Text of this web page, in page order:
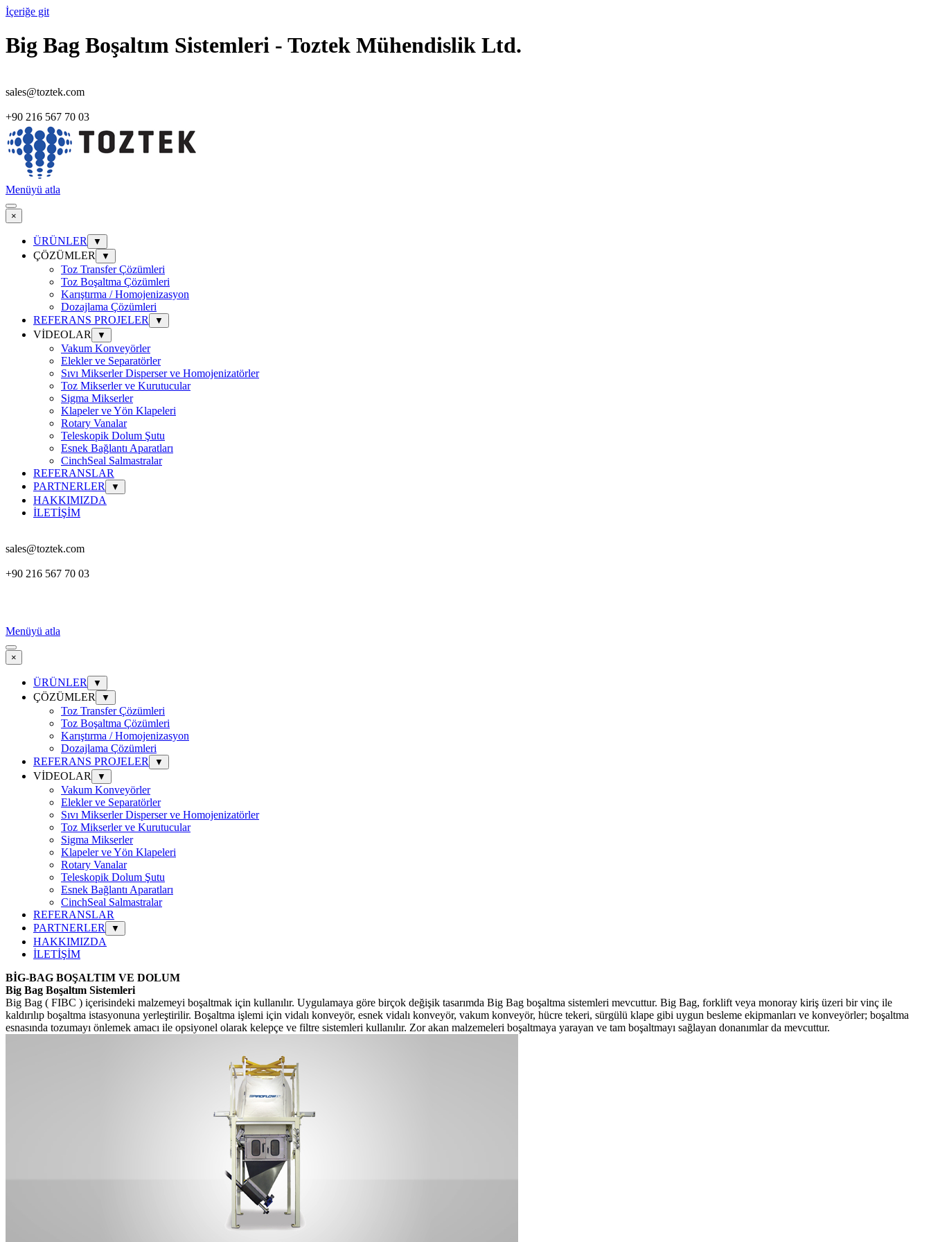
İçeriğe git
Big Bag Boşaltım Sistemleri - Toztek Mühendislik Ltd.
sales@toztek.com
+90 216 567 70 03
Menüyü atla
×
ÜRÜNLER ▼
ÇÖZÜMLER ▼
Toz Transfer Çözümleri
Toz Boşaltma Çözümleri
Karıştırma / Homojenizasyon
Dozajlama Çözümleri
REFERANS PROJELER
▼
VİDEOLAR ▼
Vakum Konveyörler
Elekler ve Separatörler
Sıvı Mikserler Disperser ve Homojenizatörler
Toz Mikserler ve Kurutucular
Sigma Mikserler
Klapeler ve Yön Klapeleri
Rotary Vanalar
Teleskopik Dolum Şutu
Esnek Bağlantı Aparatları
CinchSeal Salmastralar
REFERANSLAR
PARTNERLER
▼
HAKKIMIZDA
İLETİŞİM
sales@toztek.com
+90 216 567 70 03
Menüyü atla
×
ÜRÜNLER ▼
ÇÖZÜMLER ▼
Toz Transfer Çözümleri
Toz Boşaltma Çözümleri
Karıştırma / Homojenizasyon
Dozajlama Çözümleri
REFERANS PROJELER
▼
VİDEOLAR ▼
Vakum Konveyörler
Elekler ve Separatörler
Sıvı Mikserler Disperser ve Homojenizatörler
Toz Mikserler ve Kurutucular
Sigma Mikserler
Klapeler ve Yön Klapeleri
Rotary Vanalar
Teleskopik Dolum Şutu
Esnek Bağlantı Aparatları
CinchSeal Salmastralar
REFERANSLAR
PARTNERLER
▼
HAKKIMIZDA
İLETİŞİM
BİG-BAG BOŞALTIM VE DOLUM
Big Bag Boşaltım Sistemleri
Big Bag ( FIBC ) içerisindeki malzemeyi boşaltmak için kullanılır. Uygulamaya göre birçok değişik tasarımda Big Bag boşaltma sistemleri mevcuttur. Big Bag, forklift veya monoray kiriş üzeri bir vinç ile
kaldırılıp boşaltma istasyonuna yerleştirilir. Boşaltma işlemi için vidalı konveyör, esnek vidalı konveyör, vakum konveyör, hücre tekeri, sürgülü klape gibi uygun besleme ekipmanları ve konveyörler; boşaltma
esnasında tozumayı önlemek amacı ile opsiyonel olarak kelepçe ve filtre sistemleri kullanılır. Zor akan malzemeleri boşaltmaya yarayan ve tam boşaltmayı sağlayan donanımlar da mevcuttur.